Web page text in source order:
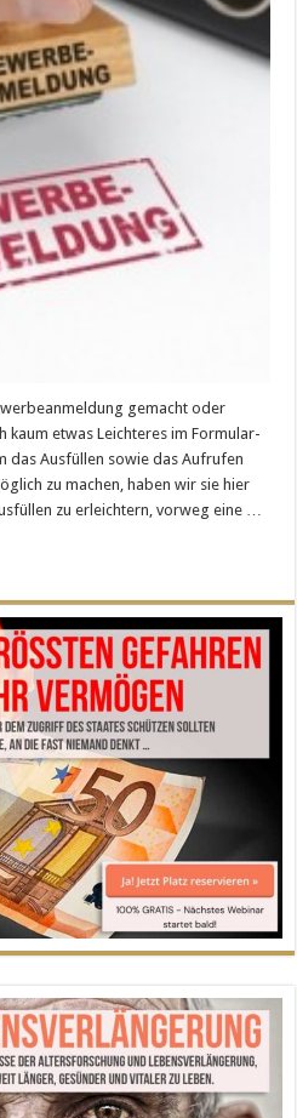
gemacht oder
kaum etwas Leichteres im Formular-
das Ausfüllen sowie das Aufrufen
zu machen, haben wir sie hier
zu erleichtern, vorweg eine …